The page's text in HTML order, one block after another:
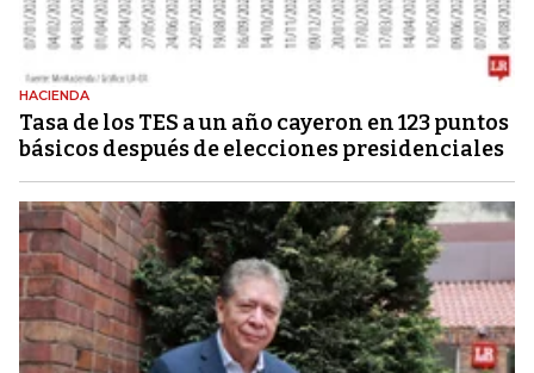
HACIENDA
Tasa de los TES a un año cayeron en 123 puntos
básicos después de elecciones presidenciales